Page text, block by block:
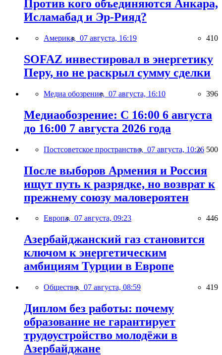
Против кого объединяются Анкара,
Исламабад и Эр-Рияд?
Америка, 07 августа, 16:19 410
SOFAZ инвестировал в энергетику
Перу, но не раскрыл сумму сделки
Медиа обозрение, 07 августа, 16:10 396
Медиаобозрение: С 16:00 6 августа
до 16:00 7 августа 2026 года
Постсоветское пространство, 07 августа, 10:26 500
После выборов Армения и Россия
ищут путь к разрядке, но возврат к
прежнему союзу маловероятен
Европа, 07 августа, 09:23 446
Азербайджанский газ становится
ключом к энергетическим
амбициям Турции в Европе
Общество, 07 августа, 08:59 419
Диплом без работы: почему
образование не гарантирует
трудоустройство молодёжи в
Азербайджане